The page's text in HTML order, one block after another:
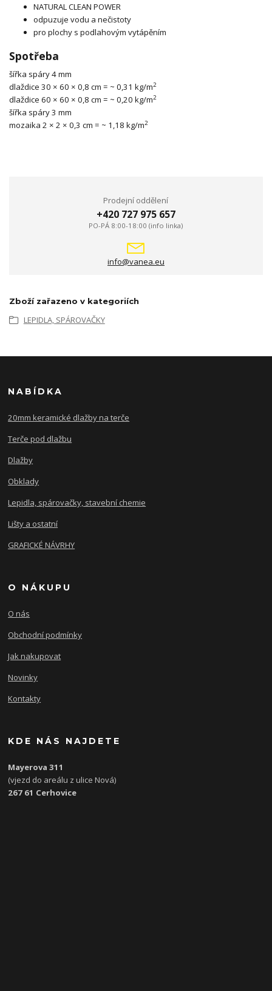
NATURAL CLEAN POWER
odpuzuje vodu a nečistoty
pro plochy s podlahovým vytápěním
Spotřeba
šířka spáry 4 mm
dlaždice 30 × 60 × 0,8 cm = ~ 0,31 kg/m2
dlaždice 60 × 60 × 0,8 cm = ~ 0,20 kg/m2
šířka spáry 3 mm
mozaika 2 × 2 × 0,3 cm = ~ 1,18 kg/m2
Prodejní oddělení
+420 727 975 657
PO-PÁ 8:00-18:00 (info linka)
info@vanea.eu
Zboží zařazeno v kategoriích
LEPIDLA, SPÁROVAČKY
NABÍDKA
20mm keramické dlažby na terče
Terče pod dlažbu
Dlažby
Obklady
Lepidla, spárovačky, stavební chemie
Lišty a ostatní
GRAFICKÉ NÁVRHY
O NÁKUPU
O nás
Obchodní podmínky
Jak nakupovat
Novinky
Kontakty
KDE NÁS NAJDETE
Mayerova 311
(vjezd do areálu z ulice Nová)
267 61 Cerhovice